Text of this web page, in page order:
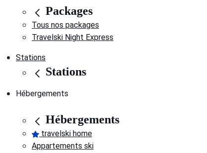
Packages
Tous nos packages
Travelski Night Express
Stations
Stations
Hébergements
Hébergements
travelski home
Appartements ski